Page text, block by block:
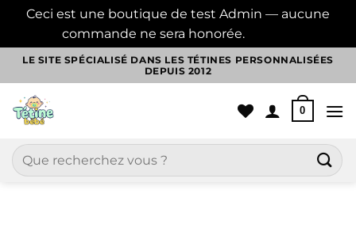
Ceci est une boutique de test Admin — aucune
commande ne sera honorée.
Passer
contenu
LE SITE SPÉCIALISÉ DANS LES TÉTINES PERSONNALISÉES
DEPUIS 2012
0
Recherche
pour :